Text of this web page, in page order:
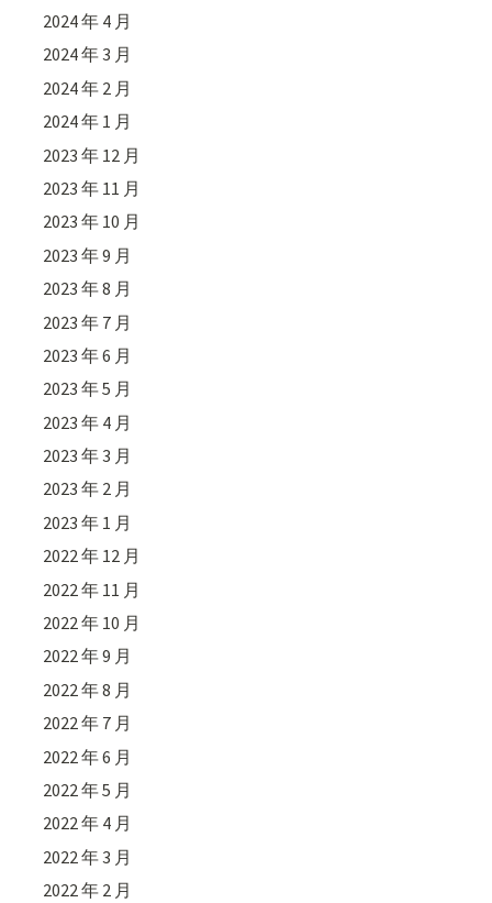
2024 年 4 月
2024 年 3 月
2024 年 2 月
2024 年 1 月
2023 年 12 月
2023 年 11 月
2023 年 10 月
2023 年 9 月
2023 年 8 月
2023 年 7 月
2023 年 6 月
2023 年 5 月
2023 年 4 月
2023 年 3 月
2023 年 2 月
2023 年 1 月
2022 年 12 月
2022 年 11 月
2022 年 10 月
2022 年 9 月
2022 年 8 月
2022 年 7 月
2022 年 6 月
2022 年 5 月
2022 年 4 月
2022 年 3 月
2022 年 2 月